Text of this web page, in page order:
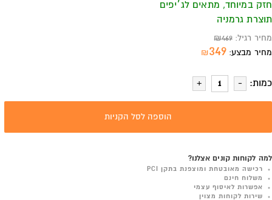
חזק במיוחד, מתאים לג׳יפים
תוצרת גרמניה
מחיר רגיל: ₪469
מחיר מבצע:
₪349
כמות:
הוספה לסל הקניות
למה לקוחות קונים אצלנו?
רכישה מאובטחת ומוצפנת בתקן PCI
משלוח חינם
אפשרות לאיסוף עצמי
שירות לקוחות מצוין